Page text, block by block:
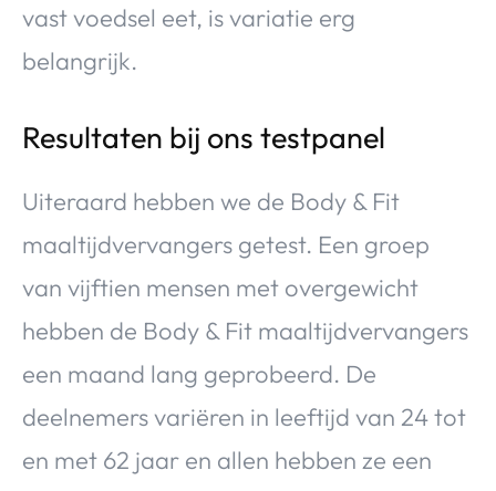
vast voedsel eet, is variatie erg
belangrijk.
Resultaten bij ons testpanel
Uiteraard hebben we de Body & Fit
maaltijdvervangers getest. Een groep
van vijftien mensen met overgewicht
hebben de Body & Fit maaltijdvervangers
een maand lang geprobeerd. De
deelnemers variëren in leeftijd van 24 tot
en met 62 jaar en allen hebben ze een